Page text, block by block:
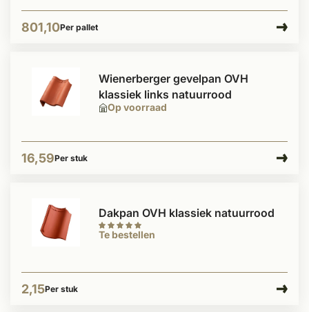
801,10Per pallet
Op voorraad
Wienerberger gevelpan OVH
klassiek links natuurrood
16,59Per stuk
Te bestellen
Dakpan OVH klassiek natuurrood
2,15Per stuk